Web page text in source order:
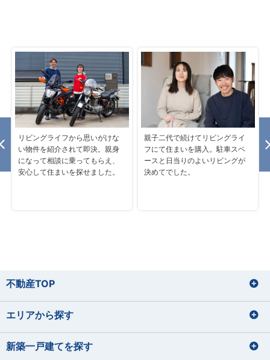
リビングライフから思いがけな
い物件を紹介されて即決。親身
になって相談に乗ってもらえ、
安心して住まいを探せました。
親子二代で続けてリビングライ
フにて住まいを購入。駐車スペ
ースと日当りのよいリビングが
決めてでした。
不動産TOP
エリアから探す
新築一戸建てを探す